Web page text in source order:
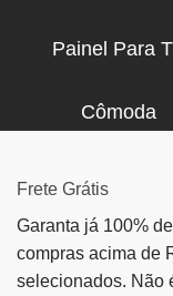
Painel Para
Cômoda
Frete Grátis
Garanta já 100%
compras acima de
selecionados. Não